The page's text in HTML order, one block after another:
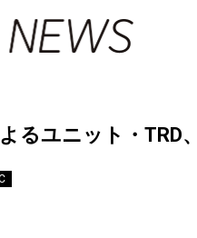
るユニット・TRD